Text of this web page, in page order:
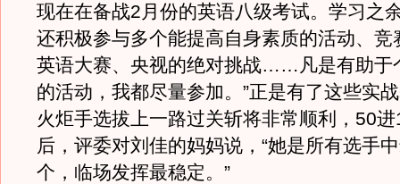
现在在备战2月份的英语八级考试。学习之
还积极参与多个能提高自身素质的活动、竞
英语大赛、央视的绝对挑战……凡是有助于
的活动，我都尽量参加。”正是有了这些实
火炬手选拔上一路过关斩将非常顺利，50
后，评委对刘佳的妈妈说，“她是所有选手
个，临场发挥最稳定。”